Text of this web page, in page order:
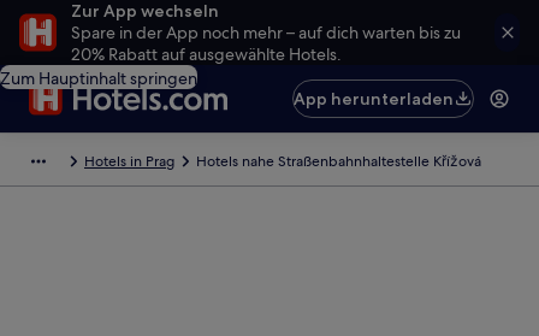
Zur App wechseln
Spare in der App noch mehr – auf dich warten bis zu
20% Rabatt auf ausgewählte Hotels.
Zum Hauptinhalt springen
App herunterladen
Hotels in Prag Hotels nahe Straßenbahnhaltestelle Křížová